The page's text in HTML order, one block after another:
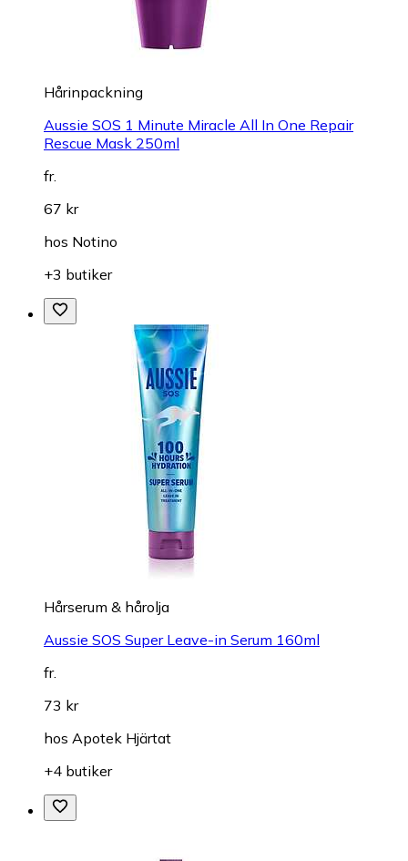
Hårinpackning
Aussie SOS 1 Minute Miracle All In One Repair
Rescue Mask 250ml
fr.
67 kr
hos Notino
+3 butiker
Hårserum & hårolja
Aussie SOS Super Leave-in Serum 160ml
fr.
73 kr
hos Apotek Hjärtat
+4 butiker